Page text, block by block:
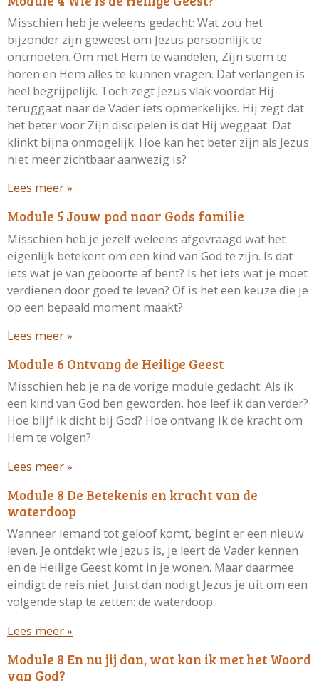
Misschien heb je weleens gedacht: Wat zou het
bijzonder zijn geweest om Jezus persoonlijk te
ontmoeten. Om met Hem te wandelen, Zijn stem te
horen en Hem alles te kunnen vragen. Dat verlangen is
heel begrijpelijk. Toch zegt Jezus vlak voordat Hij
teruggaat naar de Vader iets opmerkelijks. Hij zegt dat
het beter voor Zijn discipelen is dat Hij weggaat. Dat
klinkt bijna onmogelijk. Hoe kan het beter zijn als Jezus
niet meer zichtbaar aanwezig is?
Lees meer »
Module 5 Jouw pad naar Gods familie
Misschien heb je jezelf weleens afgevraagd wat het
eigenlijk betekent om een kind van God te zijn. Is dat
iets wat je van geboorte af bent? Is het iets wat je moet
verdienen door goed te leven? Of is het een keuze die je
op een bepaald moment maakt?
Lees meer »
Module 6 Ontvang de Heilige Geest
Misschien heb je na de vorige module gedacht: Als ik
een kind van God ben geworden, hoe leef ik dan verder?
Hoe blijf ik dicht bij God? Hoe ontvang ik de kracht om
Hem te volgen?
Lees meer »
Module 8 De Betekenis en kracht van de
waterdoop
Wanneer iemand tot geloof komt, begint er een nieuw
leven. Je ontdekt wie Jezus is, je leert de Vader kennen
en de Heilige Geest komt in je wonen. Maar daarmee
eindigt de reis niet. Juist dan nodigt Jezus je uit om een
volgende stap te zetten: de waterdoop.
Lees meer »
Module 8 En nu jij dan, wat kan ik met het Woord
van God?